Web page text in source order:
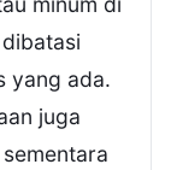
yang ada.
juga